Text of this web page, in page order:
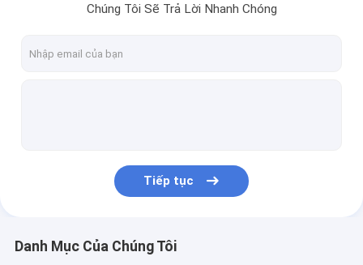
Chúng Tôi Sẽ Trả Lời Nhanh Chóng
Tiếp tục
Danh Mục Của Chúng Tôi